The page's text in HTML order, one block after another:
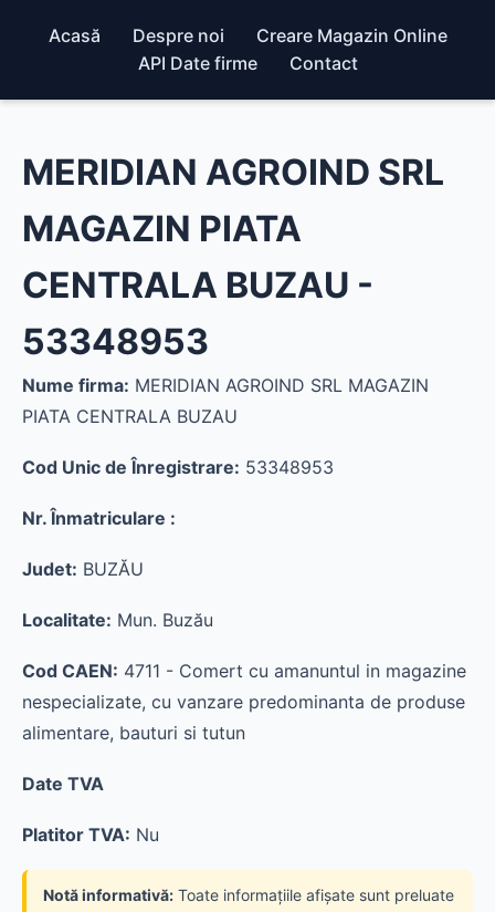
Acasă Despre noi
Creare Magazin Online
API Date firme
Contact
MERIDIAN AGROIND SRL
MAGAZIN PIATA
CENTRALA BUZAU -
53348953
Nume firma: MERIDIAN AGROIND SRL MAGAZIN
PIATA CENTRALA BUZAU
Cod Unic de Înregistrare: 53348953
Nr. Înmatriculare :
Judet: BUZĂU
Localitate: Mun. Buzău
Cod CAEN: 4711 - Comert cu amanuntul in magazine
nespecializate, cu vanzare predominanta de produse
alimentare, bauturi si tutun
Date TVA
Platitor TVA: Nu
Notă informativă: Toate informațiile afișate sunt preluate